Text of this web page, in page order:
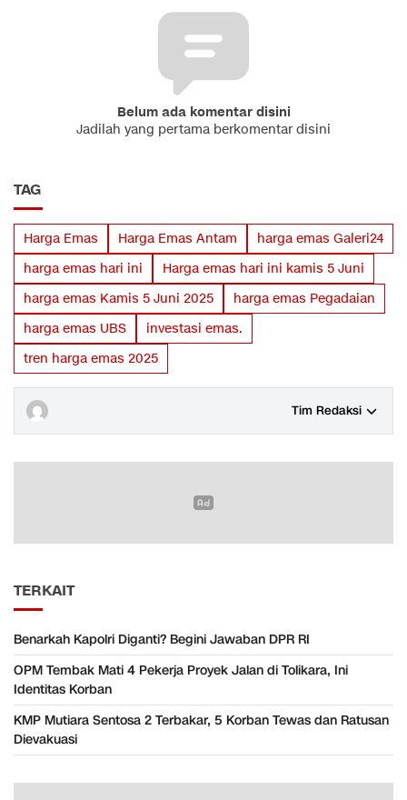
Belum ada komentar disini
Jadilah yang pertama berkomentar disini
TAG
Harga Emas Harga Emas Antam
harga emas Galeri24
harga emas hari ini
Harga emas hari ini kamis 5 Juni
harga emas Kamis 5 Juni 2025
harga emas Pegadaian
harga emas UBS
investasi emas.
tren harga emas 2025
Tim Redaksi
TERKAIT
Benarkah Kapolri Diganti? Begini Jawaban DPR RI
OPM Tembak Mati 4 Pekerja Proyek Jalan di Tolikara, Ini
Identitas Korban
KMP Mutiara Sentosa 2 Terbakar, 5 Korban Tewas dan Ratusan
Dievakuasi